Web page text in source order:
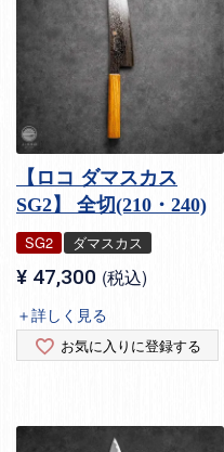
【ロコ ダマスカス
SG2】 全切(210・240)
SG2 ダマスカス
¥ 47,300 税込
＋詳しく見る
お気に入りに登録する